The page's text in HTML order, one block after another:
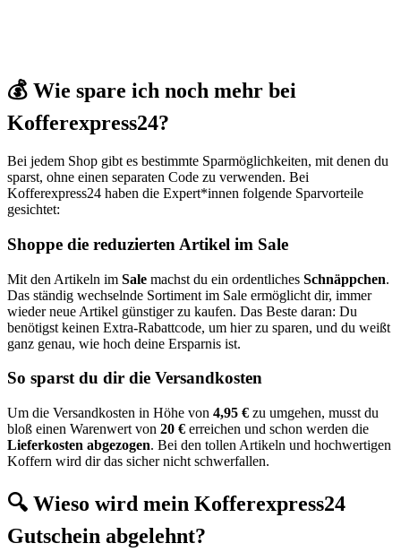
💰 Wie spare ich noch mehr bei
Kofferexpress24?
Bei jedem Shop gibt es bestimmte Sparmöglichkeiten, mit denen du
sparst, ohne einen separaten Code zu verwenden. Bei
Kofferexpress24 haben die Expert*innen folgende Sparvorteile
gesichtet:
Shoppe die reduzierten Artikel im Sale
Mit den Artikeln im Sale machst du ein ordentliches Schnäppchen.
Das ständig wechselnde Sortiment im Sale ermöglicht dir, immer
wieder neue Artikel günstiger zu kaufen. Das Beste daran: Du
benötigst keinen Extra-Rabattcode, um hier zu sparen, und du weißt
ganz genau, wie hoch deine Ersparnis ist.
So sparst du dir die Versandkosten
Um die Versandkosten in Höhe von 4,95 € zu umgehen, musst du
bloß einen Warenwert von 20 € erreichen und schon werden die
Lieferkosten abgezogen. Bei den tollen Artikeln und hochwertigen
Koffern wird dir das sicher nicht schwerfallen.
🔍 Wieso wird mein Kofferexpress24
Gutschein abgelehnt?